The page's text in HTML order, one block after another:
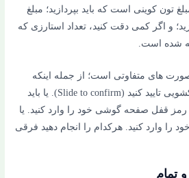
تون کوینی است که باید بپردازید؛ مبلغ
و اگر کمی دقت کنید، تعداد استارزی که
شده است.
های متفاوتی است؛ از جمله اینکه
تراکنش را باید به صورت کشویی تایید کنید (Slide to confirm). یا باید
رمز قفل صفحه گوشی خود را وارد کنید. یا
وارد کنید. هرکدام را انجام دهید فرقی